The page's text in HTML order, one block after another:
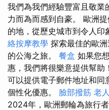
我們為我們經驗豐富且敬業
力而為而感到自豪。 歐洲
的地，從歷史城市到令人印
絡按摩教學 探索最佳的歐
的公海之旅。 餐盒 如果您
惠，我們將很樂意提供幫助
可以提供電子郵件地址和同
個性化優惠。 臉部撥筋 老
2024年，歐洲郵輪為旅行